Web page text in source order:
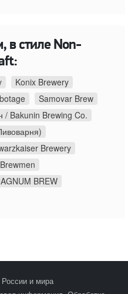
в стиле Non-
Konix Brewery
Samovar Brew
/ Bakunin Brewing Co.
Brewery
Brewmen
BREW
и мира